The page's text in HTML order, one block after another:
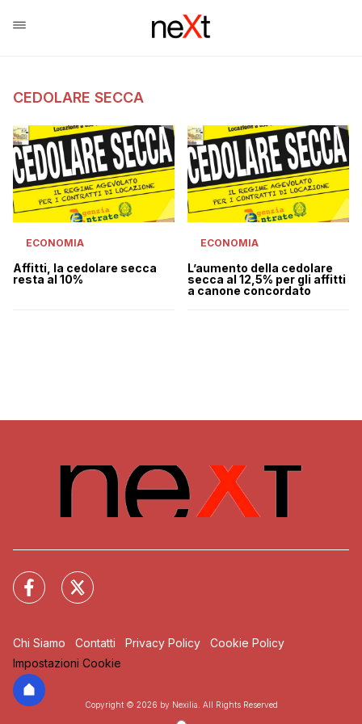
CEDOLARE SECCA
ECONOMIA
Affitti, la cedolare secca
resta al 10%
ECONOMIA
L’aumento della cedolare
secca al 12,5% per gli affitti
a canone concordato
Chi Siamo Contatti Privacy Policy
Cookie Policy
Impostazioni Cookie
Copyright © 2026 by Nexilia. All Rights Reserved